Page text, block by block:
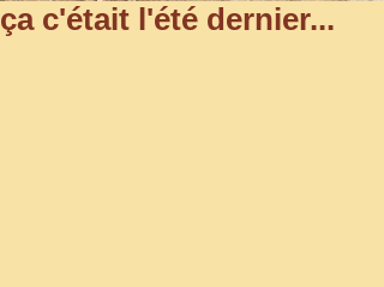
ça c'était l'été dernier...